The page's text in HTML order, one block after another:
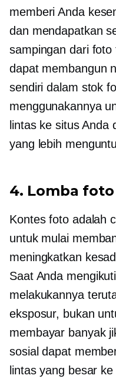
memberi Anda
dan mendapatkan
sampingan dari
dapat membangun
sendiri dalam stok
menggunakannya
lintas ke situs Anda
yang lebih
4. Lomba foto
Kontes foto adalah
untuk mulai
meningkatkan
Saat Anda
melakukannya
eksposur, bukan
membayar banyak
sosial dapat
lintas yang besar